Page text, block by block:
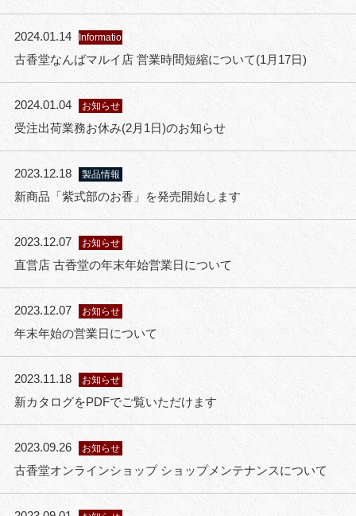
2024.01.14 Information
古香堂なんばマルイ店 営業時間短縮について(1月17日)
2024.01.04 お知らせ
受注出荷業務お休み(2月1日)のお知らせ
2023.12.18 製品情報
新商品「紫式部のお香」を発売開始します
2023.12.07 お知らせ
直営店 古香堂の年末年始営業日について
2023.12.07 お知らせ
年末年始の営業日について
2023.11.18 お知らせ
新カタログをPDFでご覧いただけます
2023.09.26 お知らせ
古香堂オンラインショップ ショップメンテナンスについて